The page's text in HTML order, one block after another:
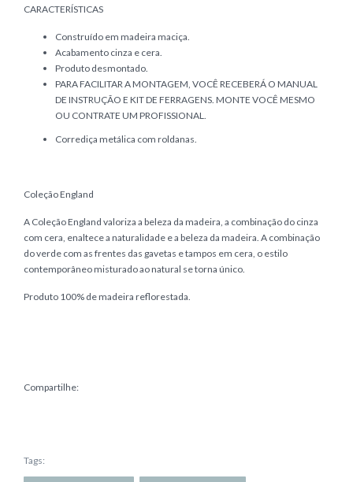
CARACTERÍSTICAS
Construído em madeira maciça.
Acabamento cinza e cera.
Produto desmontado.
PARA FACILITAR A MONTAGEM, VOCÊ RECEBERÁ O MANUAL
DE INSTRUÇÃO E KIT DE FERRAGENS. MONTE VOCÊ MESMO
OU CONTRATE UM PROFISSIONAL.
Corrediça metálica com roldanas.
Coleção England
A Coleção England valoriza a beleza da madeira, a combinação do cinza
com cera, enaltece a naturalidade e a beleza da madeira. A combinação
do verde com as frentes das gavetas e tampos em cera, o estilo
contemporâneo misturado ao natural se torna único.
Produto 100% de madeira reflorestada.
Compartilhe:
Tags: